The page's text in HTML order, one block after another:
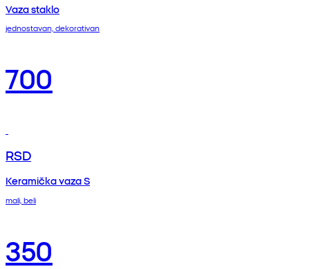
Vaza staklo
jednostavan, dekorativan
700
RSD
Keramička vaza S
mali, beli
350